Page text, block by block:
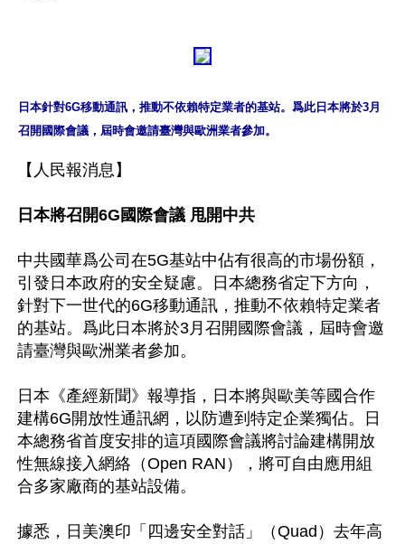
日本針對6G移動通訊，推動不依賴特定業者的基站。爲此日本將於3月
【人民報消息】
日本將召開6G國際會議 甩開中共
中共國華爲公司在5G基站中佔有很高的市場份額，
引發日本政府的安全疑慮。日本總務省定下方向，
針對下一世代的6G移動通訊，推動不依賴特定業者
的基站。爲此日本將於3月召開國際會議，屆時會邀
請臺灣與歐洲業者參加。
日本《產經新聞》報導指，日本將與歐美等國合作
建構6G開放性通訊網，以防遭到特定企業獨佔。日
本總務省首度安排的這項國際會議將討論建構開放
性無線接入網絡（Open RAN），將可自由應用組
合多家廠商的基站設備。
據悉，日美澳印「四邊安全對話」（Quad）去年高